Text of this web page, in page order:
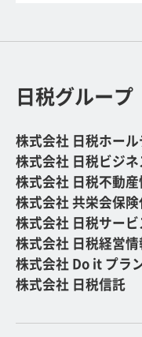
日税グループ
株式会社 日税ホー
株式会社 日税ビジ
株式会社 日税不動
株式会社 共栄会保険
株式会社 日税サービ
株式会社 日税経営
株式会社 Do it プラ
株式会社 日税信託